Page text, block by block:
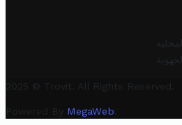
2025 © Trovit. All Rights Reserved.
Powered By MegaWeb